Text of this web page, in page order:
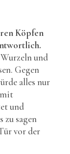
Köpfen
und
Gegen
alles nur
mit
und
zu sagen
vor der